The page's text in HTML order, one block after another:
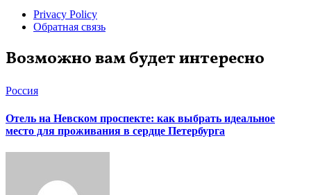
Privacy Policy
Обратная связь
Возможно вам будет интересно
Россия
Отель на Невском проспекте: как выбрать идеальное
место для проживания в сердце Петербурга